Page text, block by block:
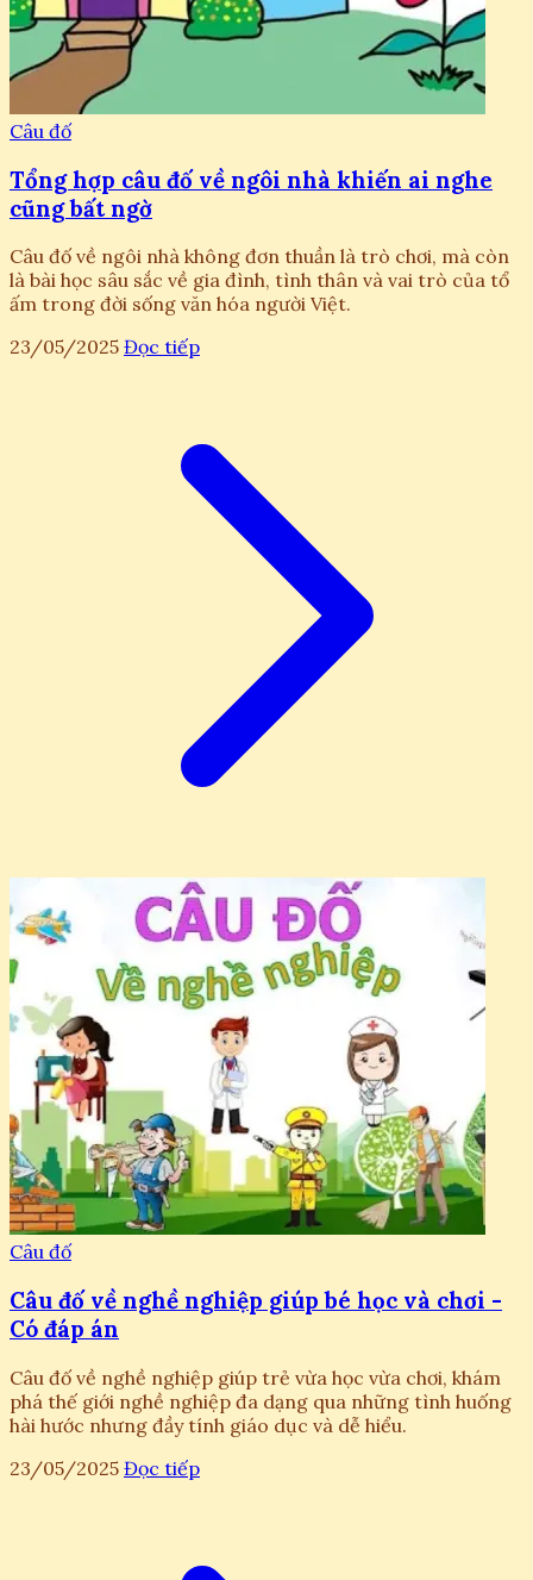
Câu đố
Tổng hợp câu đố về ngôi nhà khiến ai nghe
cũng bất ngờ
Câu đố về ngôi nhà không đơn thuần là trò chơi, mà còn
là bài học sâu sắc về gia đình, tình thân và vai trò của tổ
ấm trong đời sống văn hóa người Việt.
23/05/2025 Đọc tiếp
Câu đố
Câu đố về nghề nghiệp giúp bé học và chơi -
Có đáp án
Câu đố về nghề nghiệp giúp trẻ vừa học vừa chơi, khám
phá thế giới nghề nghiệp đa dạng qua những tình huống
hài hước nhưng đầy tính giáo dục và dễ hiểu.
23/05/2025 Đọc tiếp